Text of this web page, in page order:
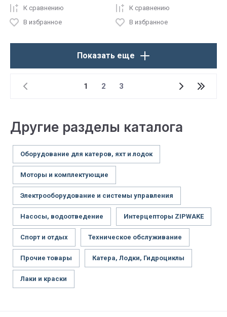
К сравнению
В избранное
К сравнению
В избранное
Показать еще
1 2 3
Другие разделы каталога
Оборудование для катеров, яхт и лодок
Моторы и комплектующие
Электрооборудование и системы управления
Насосы, водоотведение Интерцепторы ZIPWAKE
Спорт и отдых Техническое обслуживание
Прочие товары Катера, Лодки, Гидроциклы
Лаки и краски